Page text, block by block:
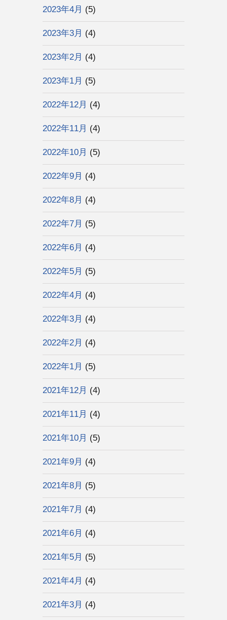
2023年4月 (5)
2023年3月 (4)
2023年2月 (4)
2023年1月 (5)
2022年12月 (4)
2022年11月 (4)
2022年10月 (5)
2022年9月 (4)
2022年8月 (4)
2022年7月 (5)
2022年6月 (4)
2022年5月 (5)
2022年4月 (4)
2022年3月 (4)
2022年2月 (4)
2022年1月 (5)
2021年12月 (4)
2021年11月 (4)
2021年10月 (5)
2021年9月 (4)
2021年8月 (5)
2021年7月 (4)
2021年6月 (4)
2021年5月 (5)
2021年4月 (4)
2021年3月 (4)